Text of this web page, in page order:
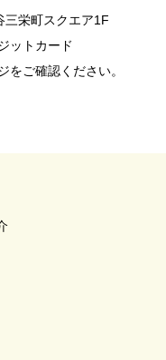
三栄町スクエア1F
ットカード
ご確認ください。